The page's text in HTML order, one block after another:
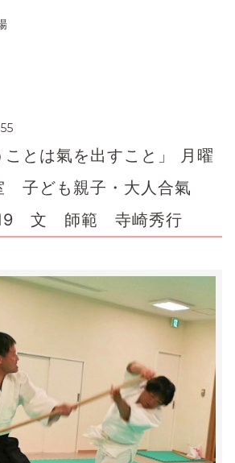
ことは氣を出すこと」 月曜
子ども親子・大人合氣
文 師範 寺崎秀行